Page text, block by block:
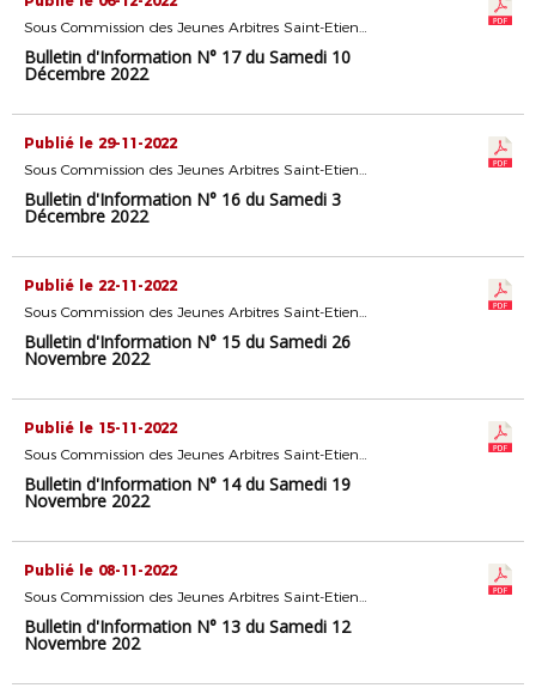
Sous Commission des Jeunes Arbitres Saint-Etienne
Bulletin d'Information N° 17 du Samedi 10
Décembre 2022
Publié le 29-11-2022
Sous Commission des Jeunes Arbitres Saint-Etienne
Bulletin d'Information N° 16 du Samedi 3
Décembre 2022
Publié le 22-11-2022
Sous Commission des Jeunes Arbitres Saint-Etienne
Bulletin d'Information N° 15 du Samedi 26
Novembre 2022
Publié le 15-11-2022
Sous Commission des Jeunes Arbitres Saint-Etienne
Bulletin d'Information N° 14 du Samedi 19
Novembre 2022
Publié le 08-11-2022
Sous Commission des Jeunes Arbitres Saint-Etienne
Bulletin d'Information N° 13 du Samedi 12
Novembre 202